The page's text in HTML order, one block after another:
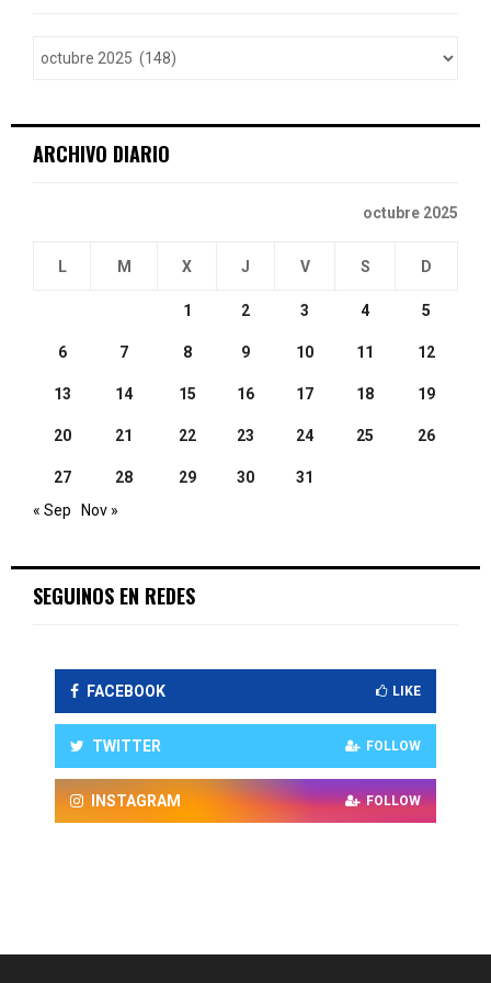
ARCHIVO DIARIO
octubre 2025
L M X J V S D
1 2 3 4 5
6 7 8 9 10 11 12
13 14 15 16 17 18 19
20 21 22 23 24 25 26
27 28 29 30
31
« Sep
Nov »
SEGUINOS EN REDES
FACEBOOK LIKE
TWITTER FOLLOW
INSTAGRAM FOLLOW